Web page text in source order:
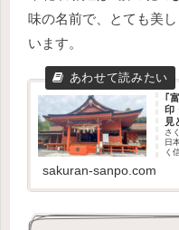
味の名前で、とても美
います。
｢
印
見
さ
日
く
山
sakuran-sanpo.com